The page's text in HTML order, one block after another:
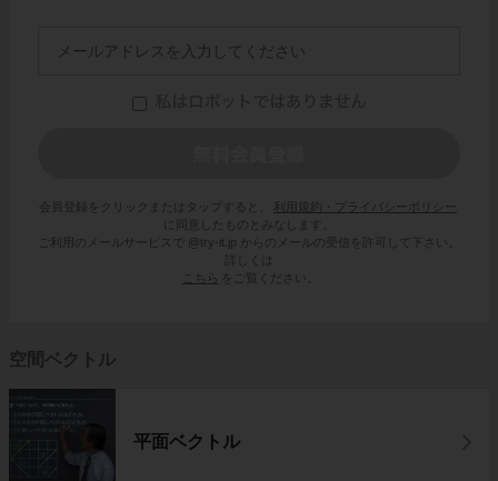
会員登録をクリックまたはタップすると、
利用規約・プライバシーポリシー
に同意したものとみなします。
ご利用のメールサービスで @try-it.jp からのメールの受信を許可して下さい。
詳しくは
こちら
をご覧ください。
空間ベクトル
平面ベクトル